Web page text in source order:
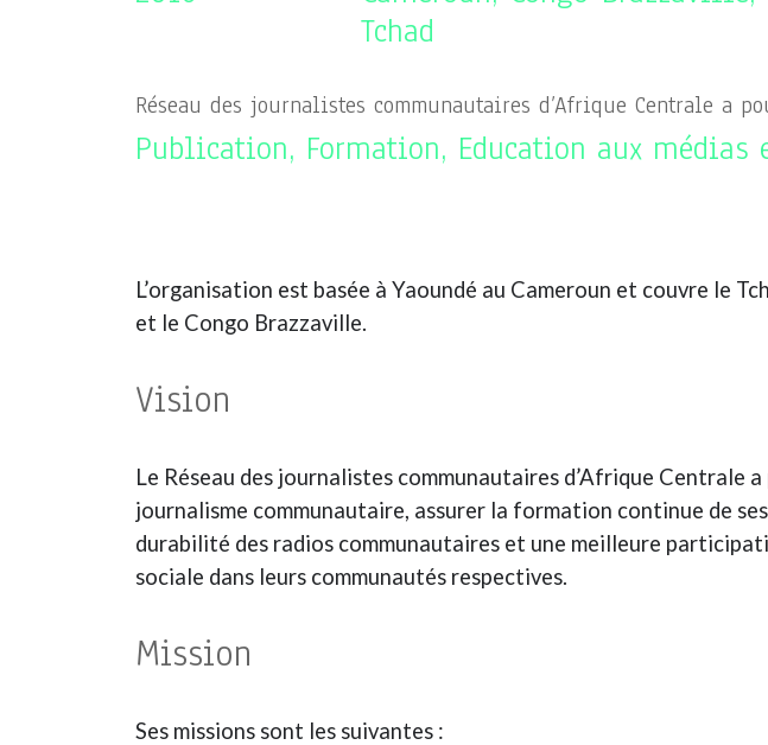
Tchad
Réseau des journalistes communautaires d’Afrique Centrale a
Publication, Formation, Education aux
L’organisation est basée à Yaoundé au Cameroun et couvre le
et le Congo Brazzaville.
Vision
Le Réseau des journalistes communautaires d’Afrique Centrale
journalisme communautaire, assurer la formation continue de
durabilité des radios communautaires et une meilleure
sociale dans leurs communautés respectives.
Mission
Ses missions sont les suivantes :